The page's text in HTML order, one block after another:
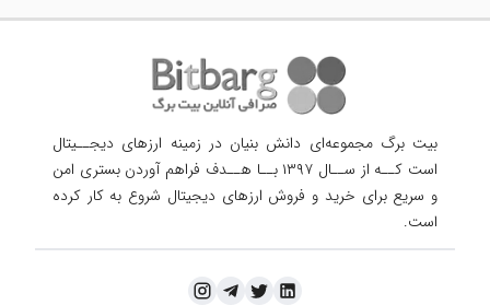
بیت برگ مجموعه‌ای دانش بنیان در زمینه ارزهای دیجــیتال
است کــه از ســال ۱۳۹۷ بــا هــدف فراهم آوردن
بستری امن
و سریع برای خرید و فروش ارزهای دیجیتال شروع به کار کرده
است.